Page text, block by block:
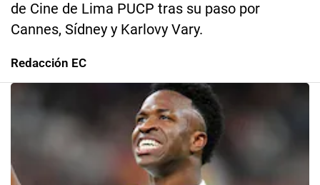
de Cine de Lima PUCP tras su paso por
Cannes, Sídney y Karlovy Vary.
Redacción EC